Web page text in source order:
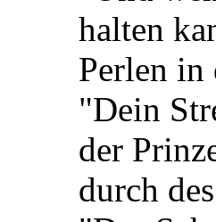
halten
Perlen in
"Dein
der
durch